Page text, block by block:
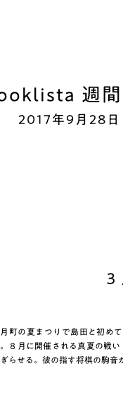
週
2017年9月28日
町の夏まつりで島田と初め
。８月に開催される真夏の戦
ぎらせる。彼の指す将棋の駒音